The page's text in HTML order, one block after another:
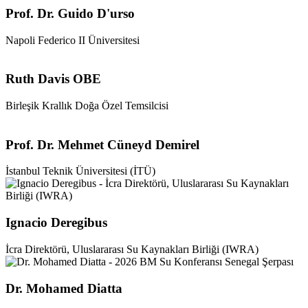
Prof. Dr. Guido D'urso
Napoli Federico II Üniversitesi
Ruth Davis OBE
Birleşik Krallık Doğa Özel Temsilcisi
Prof. Dr. Mehmet Cüneyd Demirel
İstanbul Teknik Üniversitesi (İTÜ)
Ignacio Deregibus
İcra Direktörü, Uluslararası Su Kaynakları Birliği (IWRA)
Dr. Mohamed Diatta